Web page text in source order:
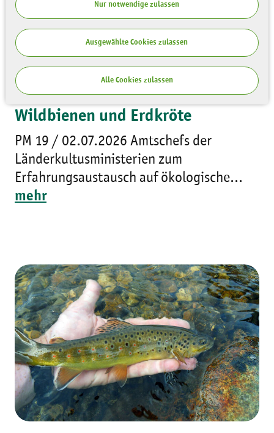
Nur notwendige zulassen
Ausgewählte Cookies zulassen
Alle Cookies zulassen
Zu Gast bei Zauneidechse,
Wildbienen und Erdkröte
PM 19 / 02.07.2026 Amtschefs der
Länderkultusministerien zum
Erfahrungsaustausch auf ökologische...
mehr
02.07.2026